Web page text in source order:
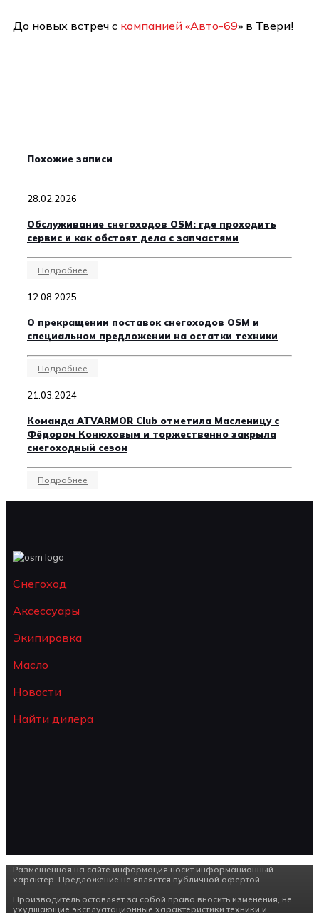
До новых встреч с компанией «Авто-69» в Твери!
Похожие записи
28.02.2026
Обслуживание снегоходов OSM: где проходить
сервис и как обстоят дела с запчастями
Подробнее
12.08.2025
О прекращении поставок снегоходов OSM и
специальном предложении на остатки техники
Подробнее
21.03.2024
Команда ATVARMOR Club отметила Масленицу с
Фёдором Конюховым и торжественно закрыла
снегоходный сезон
Подробнее
Снегоход
Аксессуары
Экипировка
Масло
Новости
Найти дилера
Размещенная на сайте информация носит информационный
характер. Предложение не является публичной офертой.
Производитель оставляет за собой право вносить изменения, не
ухудшающие эксплуатационные характеристики техники и